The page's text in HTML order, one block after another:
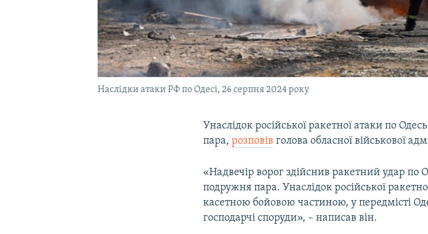
Наслідки атаки РФ по Одесі, 26 серпня 2024 року
Унаслідок російської ракетної атаки по
пара,розповів голова обласної військової
«Надвечір ворог здійснив ракетний удар по
подружня пара. Унаслідок російської
касетною бойовою частиною, у передмісті
господарчі споруди», – написав він.